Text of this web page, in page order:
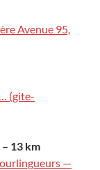
Avenue 95,
(gite-
13 km
—